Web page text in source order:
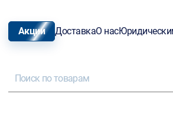
Акции ДоставкаО нас